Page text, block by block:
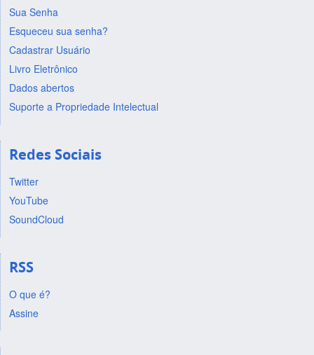
Sua Senha
Esqueceu sua senha?
Cadastrar Usuário
Livro Eletrônico
Dados abertos
Suporte a Propriedade Intelectual
Redes Sociais
Twitter
YouTube
SoundCloud
RSS
O que é?
Assine